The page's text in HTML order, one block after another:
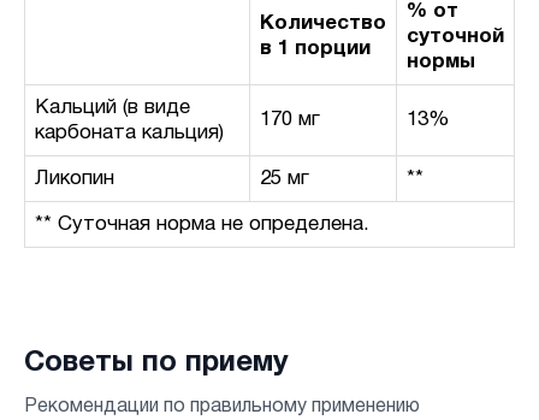
Количество
в 1 порции
% от
суточной
нормы
Кальций (в виде
карбоната кальция)
170 мг 13%
Ликопин 25 мг **
** Суточная норма не определена.
Советы по приему
Рекомендации по правильному применению